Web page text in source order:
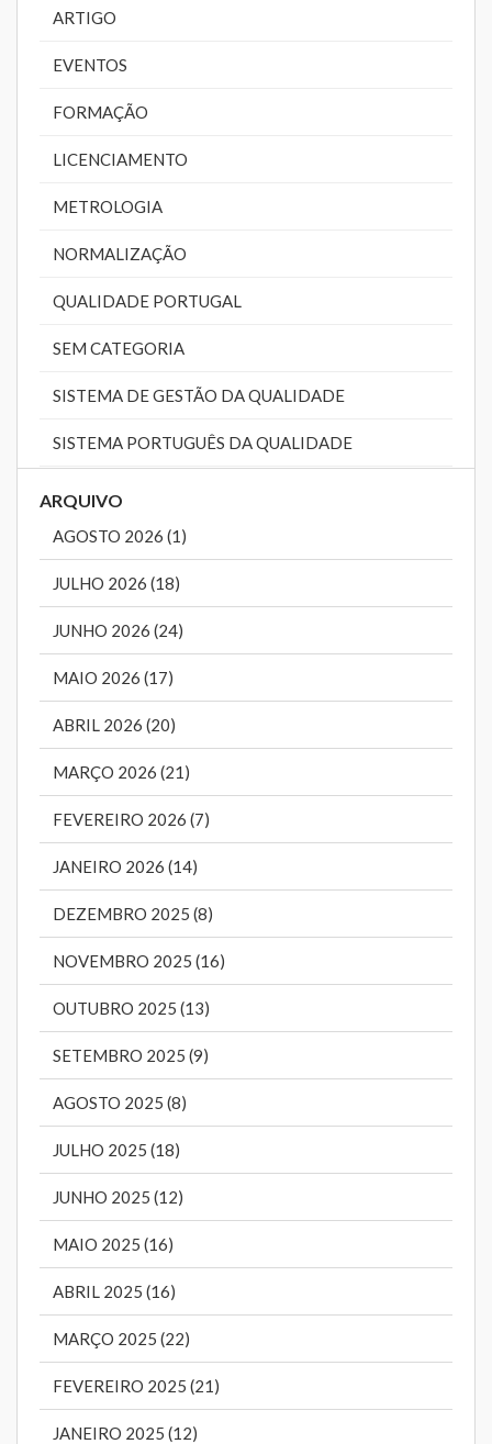
ARTIGO
EVENTOS
FORMAÇÃO
LICENCIAMENTO
METROLOGIA
NORMALIZAÇÃO
QUALIDADE PORTUGAL
SEM CATEGORIA
SISTEMA DE GESTÃO DA QUALIDADE
SISTEMA PORTUGUÊS DA QUALIDADE
ARQUIVO
AGOSTO 2026 (1)
JULHO 2026 (18)
JUNHO 2026 (24)
MAIO 2026 (17)
ABRIL 2026 (20)
MARÇO 2026 (21)
FEVEREIRO 2026 (7)
JANEIRO 2026 (14)
DEZEMBRO 2025 (8)
NOVEMBRO 2025 (16)
OUTUBRO 2025 (13)
SETEMBRO 2025 (9)
AGOSTO 2025 (8)
JULHO 2025 (18)
JUNHO 2025 (12)
MAIO 2025 (16)
ABRIL 2025 (16)
MARÇO 2025 (22)
FEVEREIRO 2025 (21)
JANEIRO 2025 (12)